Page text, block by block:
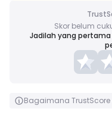
Skor belum
Jadilah yang
Bagaimana